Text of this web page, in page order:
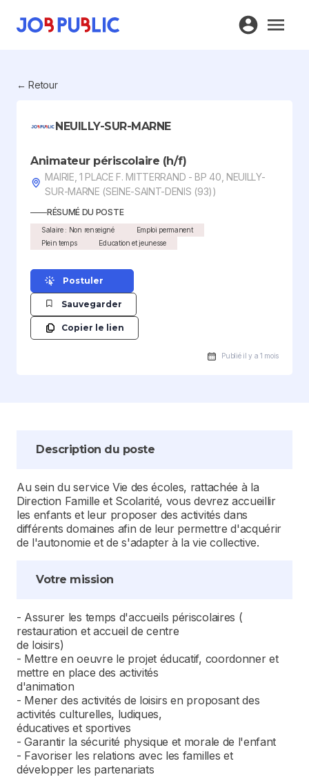
← Retour
NEUILLY-SUR-MARNE
Animateur périscolaire (h/f)
MAIRIE, 1 PLACE F. MITTERRAND - BP 40, NEUILLY-
SUR-MARNE (SEINE-SAINT-DENIS (93))
RÉSUMÉ DU POSTE
Salaire : Non renseigné
Emploi permanent
Plein temps
Education et jeunesse
Postuler
Sauvegarder
Copier le lien
Publié il y a 1 mois
Description du poste
Au sein du service Vie des écoles, rattachée à la
Direction Famille et Scolarité, vous devrez accueillir
les enfants et leur proposer des activités dans
différents domaines afin de leur permettre d'acquérir
de l'autonomie et de s'adapter à la vie collective.
Votre mission
- Assurer les temps d'accueils périscolaires (
restauration et accueil de centre
de loisirs)
- Mettre en oeuvre le projet éducatif, coordonner et
mettre en place des activités
d'animation
- Mener des activités de loisirs en proposant des
activités culturelles, ludiques,
éducatives et sportives
- Garantir la sécurité physique et morale de l'enfant
- Favoriser les relations avec les familles et
développer les partenariats